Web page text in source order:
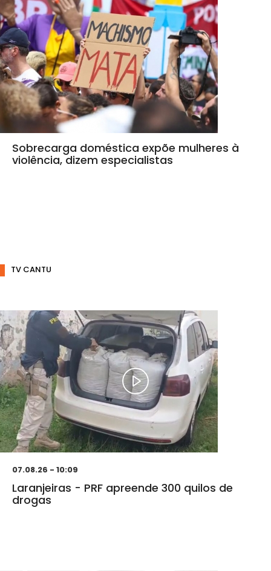
Sobrecarga doméstica expõe mulheres à
violência, dizem especialistas
TV CANTU
07.08.26 - 10:09
Laranjeiras - PRF apreende 300 quilos de
drogas